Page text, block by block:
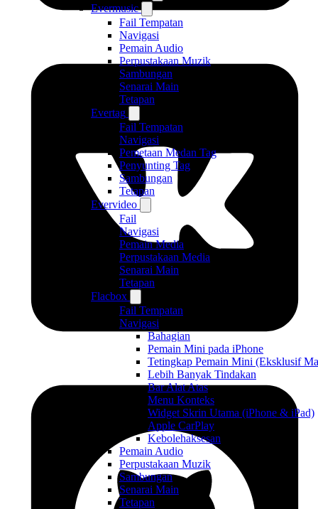
Evermusic
Fail Tempatan
Navigasi
Pemain Audio
Perpustakaan Muzik
Sambungan
Senarai Main
Tetapan
Evertag
Fail Tempatan
Navigasi
Pemetaan Medan Tag
Penyunting Tag
Sambungan
Tetapan
Evervideo
Fail
Navigasi
Pemain Media
Perpustakaan Media
Senarai Main
Tetapan
Flacbox
Fail Tempatan
Navigasi
Bahagian
Pemain Mini pada iPhone
Tetingkap Pemain Mini (Eksklusif
Lebih Banyak Tindakan
Bar Alat Atas
Menu Konteks
Widget Skrin Utama (iPhone & iPad)
Apple CarPlay
Kebolehaksesan
Pemain Audio
Perpustakaan Muzik
Sambungan
Senarai Main
Tetapan